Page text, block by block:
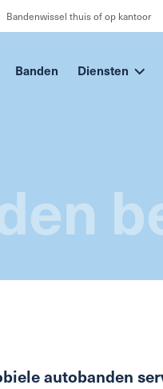
Bandenwissel thuis of op kantoor
Banden Diensten
autobanden